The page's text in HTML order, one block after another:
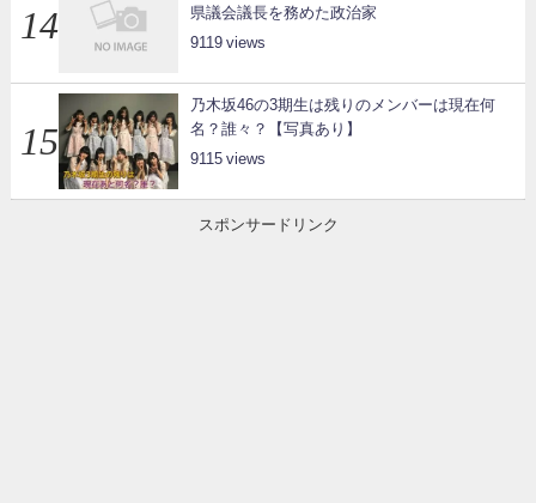
県議会議長を務めた政治家
9119
乃木坂46の3期生は残りのメンバーは現在何
名？誰々？【写真あり】
9115
スポンサードリンク